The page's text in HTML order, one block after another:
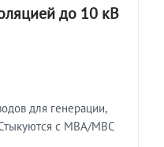
до 10 кВ
для генерации,
с МВА/МВС